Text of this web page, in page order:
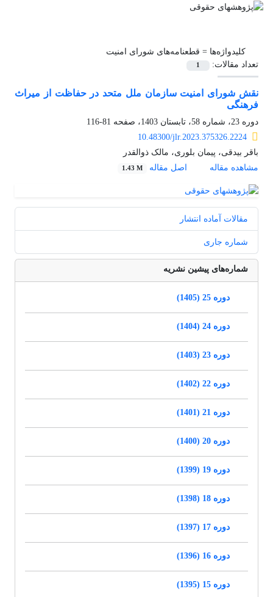
کلیدواژه‌ها = قطعنامه‌های شورای امنیت
تعداد مقالات:
1
نقش شورای امنیت سازمان ملل متحد در حفاظت از میراث
فرهنگی
دوره 23، شماره 58، تابستان 1403، صفحه
81-116
10.48300/jlr.2023.375326.2224
باقر بیدقی، پیمان بلوری، مالک ذوالقدر
مشاهده مقاله
اصل مقاله 1.43 M
مقالات آماده انتشار
شماره جاری
شماره‌های پیشین نشریه
دوره 25 (1405)
دوره 24 (1404)
دوره 23 (1403)
دوره 22 (1402)
دوره 21 (1401)
دوره 20 (1400)
دوره 19 (1399)
دوره 18 (1398)
دوره 17 (1397)
دوره 16 (1396)
دوره 15 (1395)